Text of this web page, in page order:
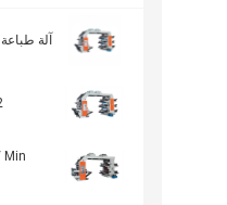
آلة
2 آلة